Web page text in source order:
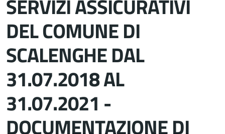
SERVIZI ASSICURATIVI
DEL COMUNE DI
SCALENGHE DAL
31.07.2018 AL
31.07.2021 -
DOCUMENTAZIONE DI